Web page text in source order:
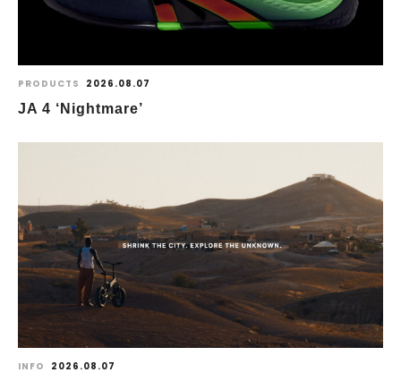
PRODUCTS 2026.08.07
JA 4 ‘Nightmare’
INFO 2026.08.07